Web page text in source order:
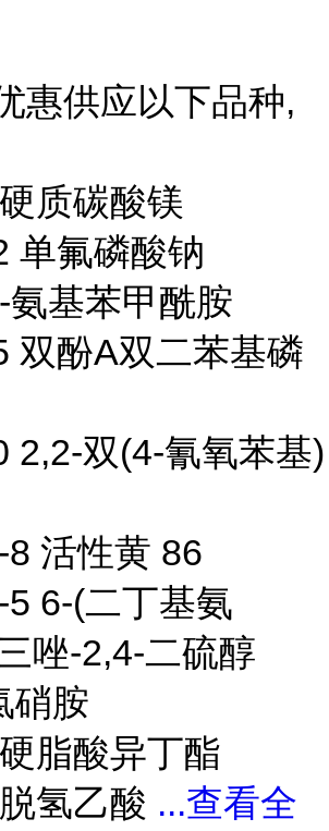
惠供应以下品种,
质碳酸镁
单氟磷酸钠
氨基苯甲酰胺
双酚A双二苯基磷
2,2-双(4-氰氧苯基)
活性黄 86
6-(二丁基氨
唑-2,4-二硫醇
硝胺
脂酸异丁酯
氢乙酸 ...查看全